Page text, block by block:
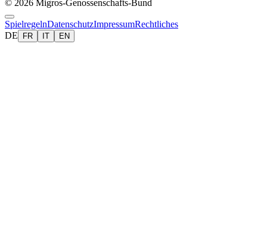
© 2026 Migros-Genossenschafts-Bund
SpielregelnDatenschutzImpressumRechtliches
DE
FR IT EN